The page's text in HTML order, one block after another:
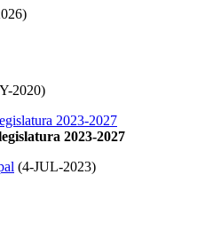
)
2020)
2023-2027
(4-JUL-2023)